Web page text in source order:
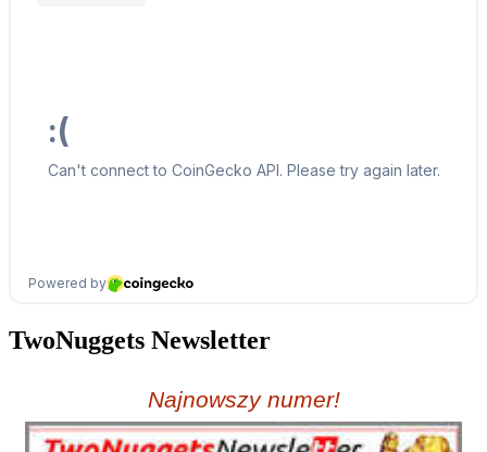
TwoNuggets Newsletter
Najnowszy numer!